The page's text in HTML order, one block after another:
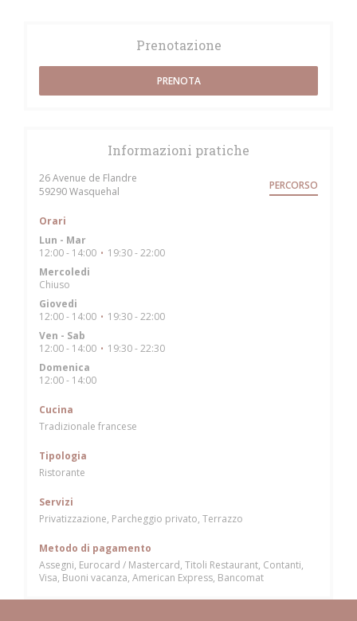
Prenotazione
PRENOTA
Informazioni pratiche
26 Avenue de Flandre
59290 Wasquehal
PERCORSO
Orari
Lun - Mar
12:00 - 14:00 • 19:30 - 22:00
Mercoledi
Chiuso
Giovedi
12:00 - 14:00 • 19:30 - 22:00
Ven - Sab
12:00 - 14:00 • 19:30 - 22:30
Domenica
12:00 - 14:00
Cucina
Tradizionale francese
Tipologia
Ristorante
Servizi
Privatizzazione, Parcheggio privato, Terrazzo
Metodo di pagamento
Assegni, Eurocard / Mastercard, Titoli Restaurant, Contanti,
Visa, Buoni vacanza, American Express, Bancomat